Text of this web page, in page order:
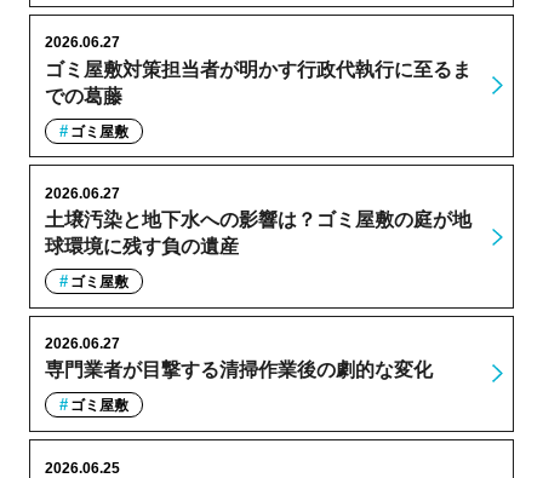
ゴミ屋敷対策担当者が明かす行政代執行に至るま
での葛藤
2026.06.27
ゴミ屋敷
土壌汚染と地下水への影響は？ゴミ屋敷の庭が地
球環境に残す負の遺産
2026.06.27
ゴミ屋敷
専門業者が目撃する清掃作業後の劇的な変化
2026.06.27
ゴミ屋敷
2026.06.25